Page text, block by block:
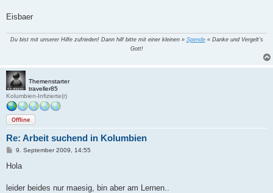
Eisbaer
Du bist mit unserer Hilfe zufrieden! Dann hilf bitte mit einer kleinen » Spende« Danke und Vergelt's
Gott!
Themenstarter
traveller85
Kolumbien-Infizierte(r)
Offline
Re: Arbeit suchend in Kolumbien
B
i
a
9. September 2009, 14:55
Hola
leider beides nur maesig, bin aber am Lernen..